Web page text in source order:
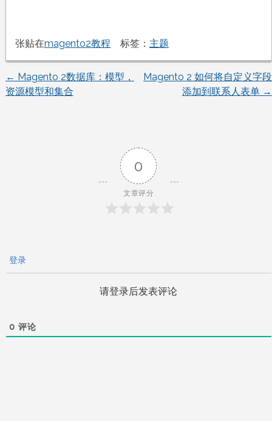
张贴在magento2教程 标签： 主题
文
← Magento 2数据库：模型，
资源模型和集合
Magento 2 如何将自定义字段
添加到联系人表单 →
0
文章评分
登录
请登录后发表评论
0 评论